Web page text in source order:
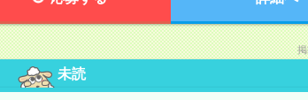
未読